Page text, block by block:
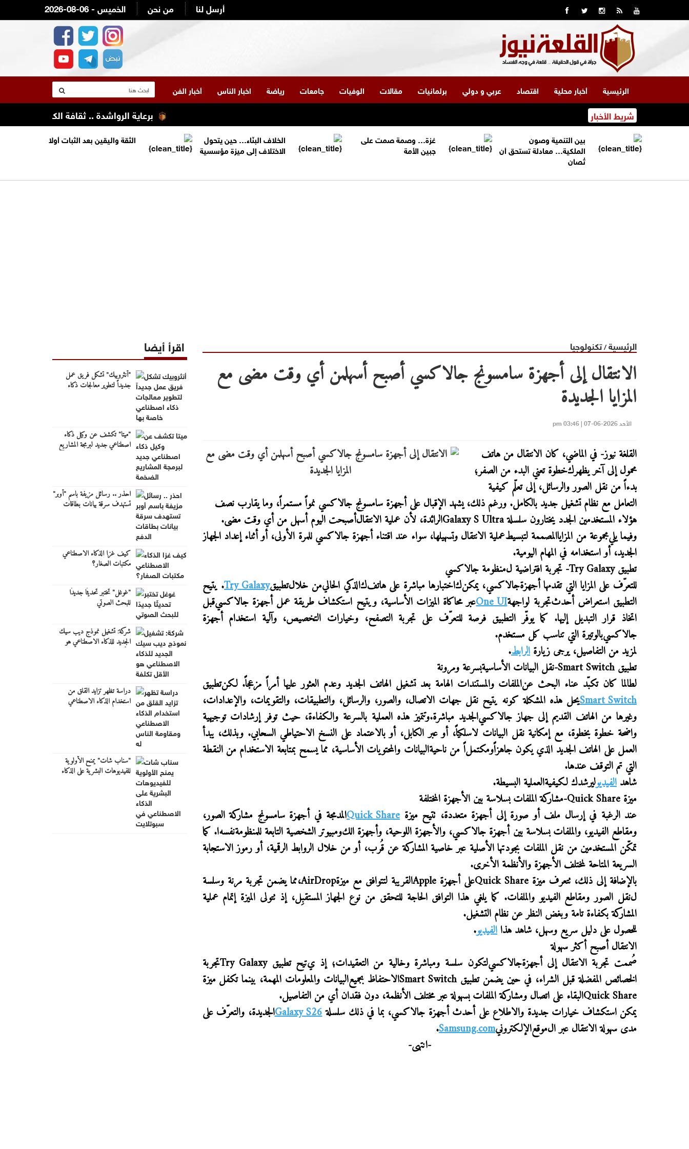
2026-08-06 - الخميس من نحن أرسل لنا
الرئيسية أخبار محلية اقتصاد عربي و دولي برلمانيات مقالات الوفيات جامعات رياضة اخبار الناس أخبار الفن
شريط الأخبار برعاية الرواشدة .. ثقافة الكرك تنظم
بين التنمية وصون
الملكية… معادلة تستحق أن
تُصان
غزة… وصمة صمت على
جبين الأمة
الخلاف البنّاء… حين يتحول
الاختلاف إلى ميزة مؤسسية
الثقة واليقين بعد الثبات أولا
الرئيسية/تكنولوجيا
الانتقال إلى أجهزة سامسونج جالاكسي أصبح أسهلمن أي وقت مضى مع
المزايا الجديدة
الأحد 2026-06-07 | 03:46 pm
القلغة نيوز- في الماضي، كان الانتقال من هاتف
محمول إلى آخريظهركخطوة تعني البدء من الصفر؛
بدءاً من نقل الصور والرسائل، إلى تعلّم كيفية
التعامل مع نظام تشغيل جديد بالكامل. ورغم ذلك، يشهد الإقبال على أجهزة سامسونج جالاكسي نمواً مستمراً، وما يقارب نصف
هؤلاء المستخدمين الجدد يختارون سلسلةGalaxy S Ultraالرائدة، لأن عملية الانتقالأصبحت اليوم أسهل من أي وقت مضى.
وفيما يليمجموعة من المزاياالمصممة لتبسيطعملية الانتقالوتسهيلها، سواء عند اقتناءأجهزةجالاكسيللمرة الأولى، أو أثناء إعداد الجهاز
الجديد، أو استخدامه في المهام اليومية.
تطبيقTry Galaxy
- تجربة افتراضية لمنظومة جالاكسي
للتعرّف على المزايا التي تقدمها أجهزةجالاكسي، يمكنكاختبارها مباشرة على هاتفكالذكي الحاليمن خلالتطبيقTry Galaxy. يتيح
التطبيقاستعراض أحدثتجربة لواجهةOne UIعبر محاكاة الميزات الأساسية،ويتيح استكشاف طريقة عمل أجهزةجالاكسيقبل
اتخاذ قرارالتبديل إليها. كما يوفّر التطبيق فرصة للتعرّف على تجربة التصفح، وخيارات التخصيص، وآلية استخدام أجهزة
جالاكسيبالوتيرة التي تناسب كل مستخدم.
لمزيد من التفاصيل، يرجى زيارة الرابط.
تطبيقSmart Switch
-نقل البيانات الأساسيةبسرعة ومرونة
لطالما كان تكبّد عناء البحث عنالملفات والمستندات الهامة بعد تشغيل الهاتف الجديد وعدم العثور عليها أمراً مزعجاً.لكنتطبيق
Smart Switchيحل هذه المشكلة كونه يتيحنقل جهات الاتصال، والصور، والرسائل، والتطبيقات، والتقويمات، والإعدادات،
وغيرها من الهاتف القديم إلى جهازجالاكسيالجديد مباشرة.وتتميز هذه العملية بالسرعة والكفاءة، حيث توفر إرشادات توجيهية
واضحة خطوة بخطوة، مع إمكانية نقل البيانات لاسلكياً،أو عبر الكابل، أو بالاعتماد على النسخ الاحتياطي السحابي. وبذلك، يبدأ
العمل على الهاتف الجديد الذي يكون جاهزاًومكتملاً من ناحيةالبيانات والمحتويات الأساسية، مما يسمح بمتابعة الاستخدام من النقطة
التي تم التوقف عندها.
شاهد الفيديوليرشدك لكيفيةالعملية البسيطة.
ميزة Quick Share
-مشاركة الملفات بسلاسة بين الأجهزة المختلفة
عند الرغبة في إرسال ملف أو صورة إلى أجهزة متعددة، تتيح ميزة Quick Shareالمدمجة في أجهزة سامسونج مشاركة الصور،
ومقاطع الفيديو، والملفات بسلاسة بينأجهزة جالاكسي، والأجهزة اللوحية، وأجهزة الكومبيوتر الشخصية التابعةللمنظومةنفسها. كما
تمكّن المستخدمين من نقل الملفات بجودتها الأصلية عبر خاصية المشاركة عن قُرب، أو من خلال الروابط الرقمية، أو رموز الاستجابة
السريعة المتاحة لمختلف الأجهزة والأنظمة الأخرى.
بالإضافة إلى ذلك، تتعرف ميزةQuick Shareعلى أجهزةAppleالقريبة لتتوافق مع ميزةAirDrop،مما يضمن تجربة مرنة وسلسة
لنقل الصور ومقاطع الفيديو والملفات.كمايلغي هذا التوافق الحاجة للتحقق من نوع الجهاز المستقبِل، إذ تتولى الميزة إتمام عملية
المشاركة بكفاءة تامة وبغض النظر عن نظام التشغيل.
للحصول على دليل سريع وسهل، شاهد هذا الفيديو.
الانتقال أصبحأكثر سهولة
صُممت تجربة الانتقال إلى أجهزةجالاكسيلتكون سلسة ومباشرة وخالية من التعقيدات؛ إذ يتيحتطبيقTry Galaxyتجربة
الخصائص المفضلة قبل الشراء، في حين يضمنتطبيقSmart Switchالاحتفاظ بجميعالبيانات والمعلومات المهمة، بينماتكفل ميزة
Quick Shareالبقاء على اتصال ومشاركة الملفات بسهولة عبر مختلف الأنظمة، دون فقدان أي من التفاصيل.
يمكن استكشاف خيارات جديدة والاطلاع على أحدثأجهزة جالاكسي، بما في ذلك سلسلةGalaxy S26الجديدة، والتعرّف على
مدى سهولة الانتقال عبرالموقعالإلكترونيSamsung.com
.
-انتهى-
اقرأ أيضا
"أنثروبيك" تشكل فريق عمل
جديداً لتطوير معالجات ذكاء
"ميتا" تكشف عن وكيل ذكاء
اصطناعي جديد لبرمجة المشاريع
احذر .. رسائل مزيفة باسم "أوبر"
تستهدف سرقة بيانات بطاقات
كيف غزا الذكاء الاصطناعي
مكتبات الصغار؟
"غوغل" تختبر تحديثًا جديدًا
للبحث الصوتي
شركة: تشغيل نموذج ديب سيك
الجديد للذكاء الاصطناعي هو
دراسة تظهر تزايد القلق من
استخدام الذكاء الاصطناعي
"سناب شات" يمنح الأولوية
للفيديوهات البشرية على الذكاء